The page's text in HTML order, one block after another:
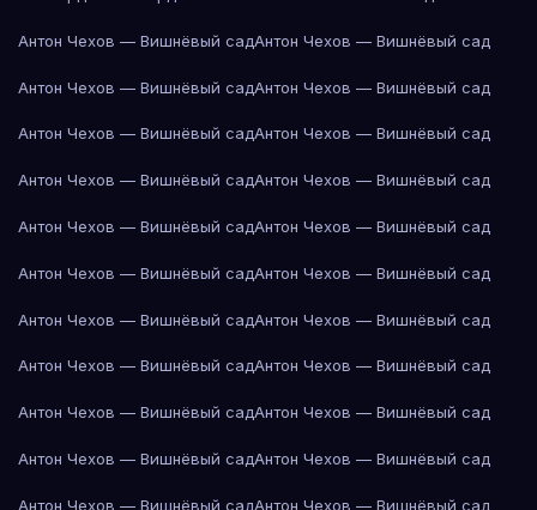
Антон Чехов — Вишнёвый садАнтон Чехов — Вишнёвый сад
Антон Чехов — Вишнёвый садАнтон Чехов — Вишнёвый сад
Антон Чехов — Вишнёвый садАнтон Чехов — Вишнёвый сад
Антон Чехов — Вишнёвый садАнтон Чехов — Вишнёвый сад
Антон Чехов — Вишнёвый садАнтон Чехов — Вишнёвый сад
Антон Чехов — Вишнёвый садАнтон Чехов — Вишнёвый сад
Антон Чехов — Вишнёвый садАнтон Чехов — Вишнёвый сад
Антон Чехов — Вишнёвый садАнтон Чехов — Вишнёвый сад
Антон Чехов — Вишнёвый садАнтон Чехов — Вишнёвый сад
Антон Чехов — Вишнёвый садАнтон Чехов — Вишнёвый сад
Антон Чехов — Вишнёвый садАнтон Чехов — Вишнёвый сад